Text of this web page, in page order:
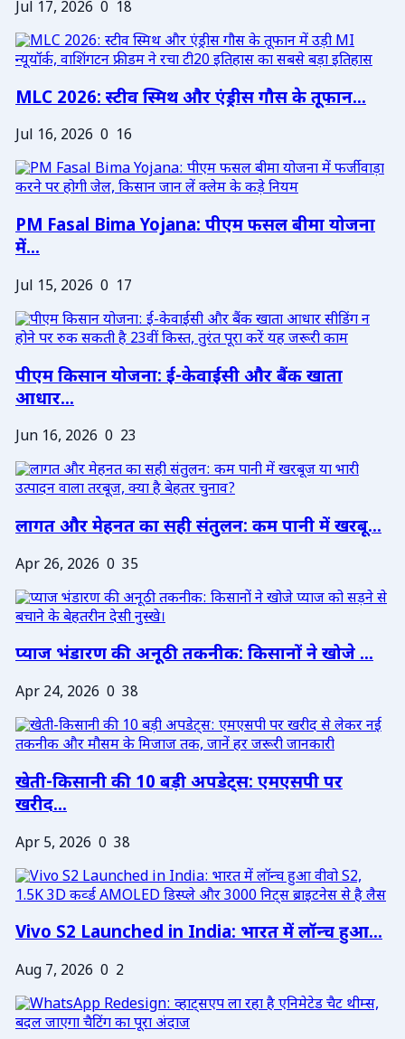
Jul 17, 2026 0 18
MLC 2026: स्टीव स्मिथ और एंड्रीस गौस के तूफान...
Jul 16, 2026 0 16
PM Fasal Bima Yojana: पीएम फसल बीमा योजना
में...
Jul 15, 2026 0 17
पीएम किसान योजना: ई-केवाईसी और बैंक खाता
आधार...
Jun 16, 2026 0 23
लागत और मेहनत का सही संतुलन: कम पानी में खरबू...
Apr 26, 2026 0 35
प्याज भंडारण की अनूठी तकनीक: किसानों ने खोजे ...
Apr 24, 2026 0 38
खेती-किसानी की 10 बड़ी अपडेट्स: एमएसपी पर
खरीद...
Apr 5, 2026 0 38
Vivo S2 Launched in India: भारत में लॉन्च हुआ...
Aug 7, 2026 0 2